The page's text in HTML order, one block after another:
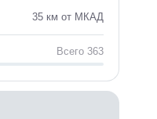
35 км от МКАД
Всего 363